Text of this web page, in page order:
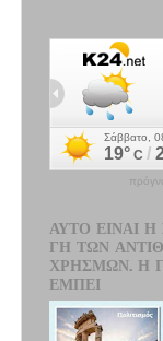
ΑΥΤΌ ΕΊΝΑΙ
ΓΗ ΤΩΝ
ΧΡΗΣΜΏΝ. Η
ΕΜΠΕΙ